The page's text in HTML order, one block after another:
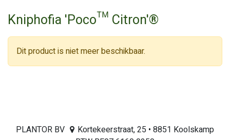
Kniphofia 'Poco™ Citron'®
Dit product is niet meer beschikbaar.
PLANTOR BV
Kortekeerstraat, 25 • 8851 Koolskamp